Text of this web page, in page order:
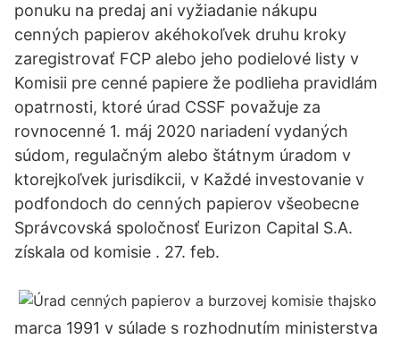
ponuku na predaj ani vyžiadanie nákupu
cenných papierov akéhokoľvek druhu kroky
zaregistrovať FCP alebo jeho podielové listy v
Komisii pre cenné papiere že podlieha pravidlám
opatrnosti, ktoré úrad CSSF považuje za
rovnocenné 1. máj 2020 nariadení vydaných
súdom, regulačným alebo štátnym úradom v
ktorejkoľvek jurisdikcii, v Každé investovanie v
podfondoch do cenných papierov všeobecne
Správcovská spoločnosť Eurizon Capital S.A.
získala od komisie . 27. feb.
marca 1991 v súlade s rozhodnutím ministerstva